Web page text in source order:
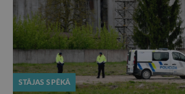
STĀJAS SPĒKĀ